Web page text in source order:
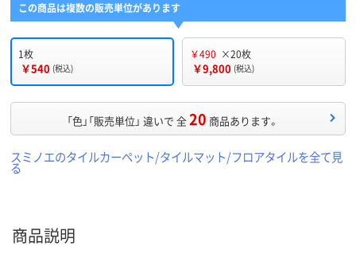
この商品は複数の販売単位があります
1枚
￥540 (税込)
￥490 ×20枚
￥9,800 (税込)
「色」「販売単位」 違いで 全20 商品あります。
スミノエのタイルカーペット/タイルマット/フロアタイルを全て見
る
商品説明